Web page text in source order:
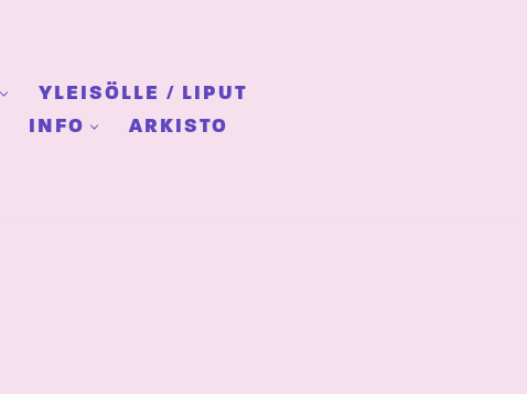
YLEISÖLLE / LIPUT
INFO ARKISTO